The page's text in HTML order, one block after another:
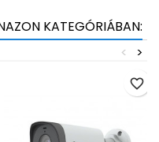
KATEGÓRIÁBAN:
>
<
favorite_border